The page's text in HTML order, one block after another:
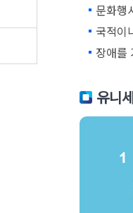
문화행
국적이
장애를
유니